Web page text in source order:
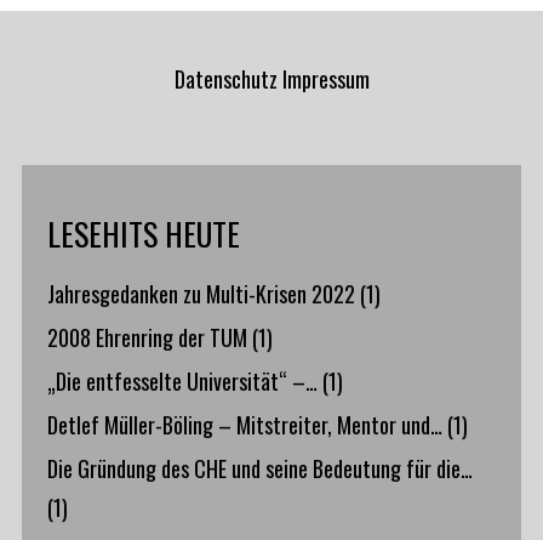
Datenschutz Impressum
LESEHITS HEUTE
Jahresgedanken zu Multi-Krisen 2022 (1)
2008 Ehrenring der TUM (1)
„Die entfesselte Universität“ –… (1)
Detlef Müller-Böling – Mitstreiter, Mentor und… (1)
Die Gründung des CHE und seine Bedeutung für die…
(1)